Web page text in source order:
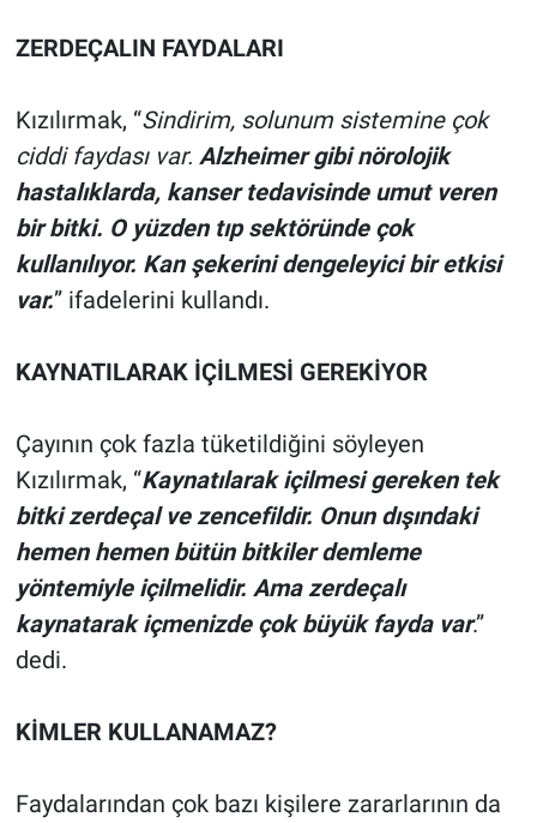
ZERDEÇALIN FAYDALARI
Kızılırmak, “Sindirim, solunum sistemine çok
ciddi faydası var. Alzheimer gibi nörolojik
hastalıklarda, kanser tedavisinde umut veren
bir bitki. O yüzden tıp sektöründe çok
kullanılıyor. Kan şekerini dengeleyici bir etkisi
var.” ifadelerini kullandı.
KAYNATILARAK İÇİLMESİ GEREKİYOR
Çayının çok fazla tüketildiğini söyleyen
Kızılırmak, “Kaynatılarak içilmesi gereken tek
bitki zerdeçal ve zencefildir. Onun dışındaki
hemen hemen bütün bitkiler demleme
yöntemiyle içilmelidir. Ama zerdeçalı
kaynatarak içmenizde çok büyük fayda var.”
dedi.
KİMLER KULLANAMAZ?
Faydalarından çok bazı kişilere zararlarının da